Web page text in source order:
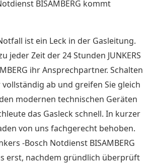
BISAMBERG kommt
ist ein Leck in der Gasleitung.
jeder Zeit der24 Stunden JUNKERS
ihr Ansprechpartner. Schalten
vollständig ab und greifen Sie gleich
modernen technischen Geräten
das Gasleck schnell. In kurzer
von uns fachgerecht behoben.
-Bosch Notdienst BISAMBERG
erst, nachdem gründlich überprüft